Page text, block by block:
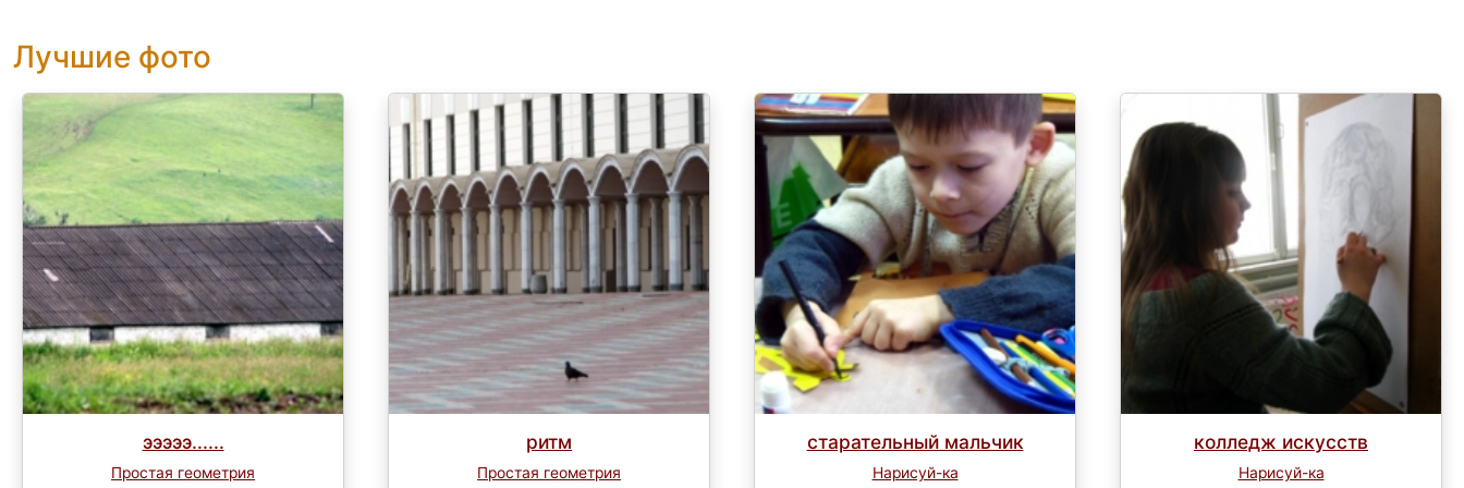
Лучшие фото
эээээ......
Простая геометрия
ритм
Простая геометрия
старательный мальчик
Нарисуй-ка
колледж искусств
Нарисуй-ка